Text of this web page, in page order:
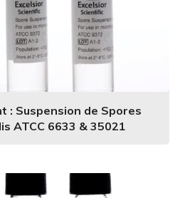
: Suspension de Spores
ATCC 6633 & 35021